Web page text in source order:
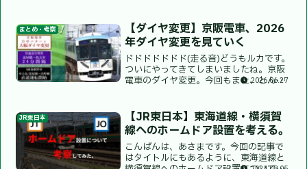
L系統、Z系統の路線について解説をして
いきます。前回の記事...
まとめ・考察
【ダイヤ変更】京阪電車、2026
年ダイヤ変更を見ていく
ドドドドドドド(走る音)どうもルカです。
ついにやってきてしまいましたね。京阪
電車のダイヤ変更。今回もまた、とんと
正の詳細については、以下の京阪電車さ
んの公式様様様からの...
2026.06.27
JR東日本
【JR東日本】東海道線・横須賀
線へのホームドア設置を考える。
こんばんは、あさまです。今回の記事で
はタイトルにもあるように、東海道線と